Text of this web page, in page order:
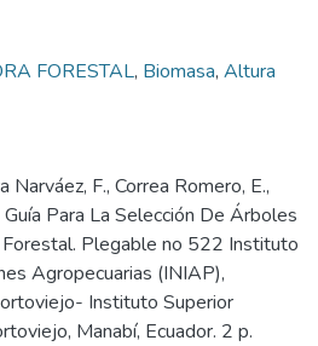
FORESTAL, Biomasa, Altura
Narváez, F., Correa Romero, E.,
Para La Selección De Árboles
Forestal. Plegable no 522 Instituto
Agropecuarias (INIAP),
Instituto Superior
Manabí, Ecuador. 2 p.